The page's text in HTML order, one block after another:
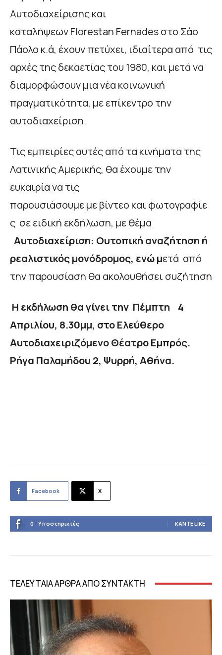
Αυτοδιαχείρισης και
καταλήψεων Florestan Fernades στο Σάο
Πάολο κ.ά, έχουν πετύχει, ιδιαίτερα από τις
αρχές της δεκαετίας του 1980, και μετά να
διαμορφώσουν μια νέα κοινωνική
πραγματικότητα, με επίκεντρο την
αυτοδιαχείριση.
Τις εμπειρίες αυτές από τα κινήματα της
Λατινικής Αμερικής, θα έχουμε την
ευκαιρία να τις
παρουσιάσουμε με βίντεο και φωτογραφίε
ς σε ειδική εκδήλωση, με θέμα
Αυτοδιαχείριση: Ουτοπική αναζήτηση ή
ρεαλιστικός μονόδρομος, ενώ μετά από
την παρουσίαση θα ακολουθήσει συζήτηση
Η εκδήλωση θα γίνει την Πέμπτη 4
Απριλίου, 8.30μμ, στο Ελεύθερο
Αυτοδιαχειριζόμενο Θέατρο Εμπρός.
Ρήγα Παλαμήδου 2, Ψυρρή, Αθήνα.
Facebook X
0 Υποστηρικτές ΚΆΝΤΕ LIKE
ΤΕΛΕΥΤΑΙΑ ΑΡΘΡΑ ΑΠΟ ΣΥΝΤΑΚΤΗ